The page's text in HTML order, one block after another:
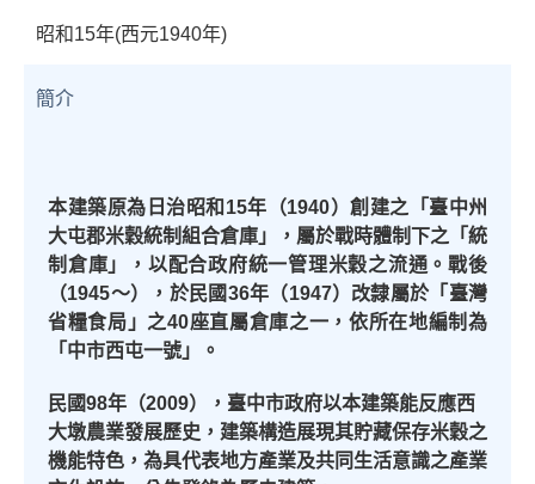
昭和15年(西元1940年)
簡介
本建築原為日治昭和 15年（1940）創建之「臺中州
大屯郡米穀統制組合倉庫」，屬於戰時體制下之「統
制倉庫」，以配合政府統一管理米穀之流通。戰後
（1945～），於民國36年（1947）改隸屬於「臺灣
省糧食局」之40座直屬倉庫之一，依所在地編制為
「中市西屯一號」。
民國98年（2009），臺中市政府以本建築能反應西
大墩農業發展歷史，建築構造展現其貯藏保存米穀之
機能特色，為具代表地方產業及共同生活意識之產業